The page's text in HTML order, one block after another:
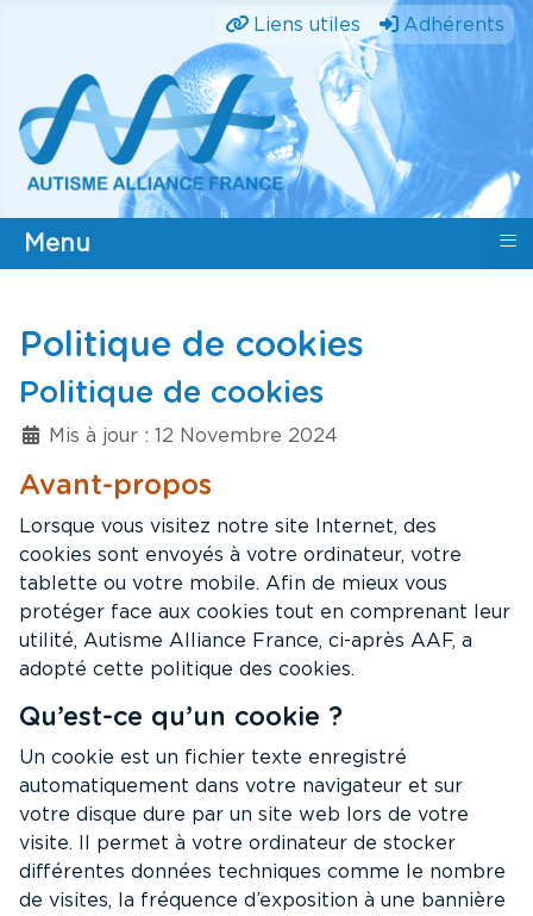
Liens utiles Adhérents
Menu ≡
Politique de cookies
Politique de cookies
DétailsMis à jour : 12 Novembre 2024
Avant-propos
Lorsque vous visitez notre site Internet, des
cookies sont envoyés à votre ordinateur, votre
tablette ou votre mobile. Afin de mieux vous
protéger face aux cookies tout en comprenant leur
utilité, Autisme Alliance France, ci-après AAF, a
adopté cette politique des cookies.
Qu’est-ce qu’un cookie ?
Un cookie est un fichier texte enregistré
automatiquement dans votre navigateur et sur
votre disque dure par un site web lors de votre
visite. Il permet à votre ordinateur de stocker
différentes données techniques comme le nombre
de visites, la fréquence d’exposition à une bannière